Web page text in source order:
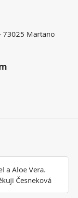
73025 Martano
a Aloe Vera.
Česneková